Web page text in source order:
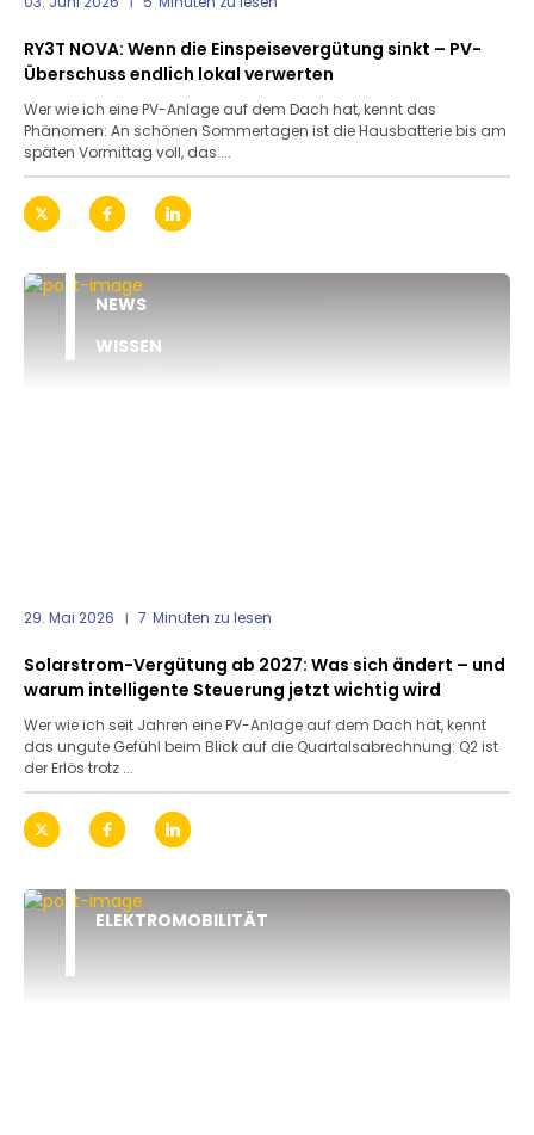
RY3T NOVA: Wenn die Einspeisevergütung sinkt – PV-
Überschuss endlich lokal verwerten
Wer wie ich eine PV-Anlage auf dem Dach hat, kennt das
Phänomen: An schönen Sommertagen ist die Hausbatterie bis am
späten Vormittag voll, das ...
NEWS
WISSEN
29. Mai 2026 7 Minuten zu lesen
Solarstrom-Vergütung ab 2027: Was sich ändert – und
warum intelligente Steuerung jetzt wichtig wird
Wer wie ich seit Jahren eine PV-Anlage auf dem Dach hat, kennt
das ungute Gefühl beim Blick auf die Quartalsabrechnung: Q2 ist
der Erlös trotz ...
ELEKTROMOBILITÄT